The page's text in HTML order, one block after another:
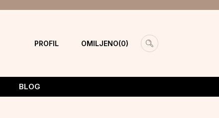
PROFIL 0
OMILJENO
BLOG